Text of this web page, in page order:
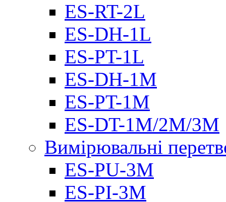
ES-RT-2L
ES-DH-1L
ES-PT-1L
ES-DH-1M
ES-PT-1M
ES-DT-1M/2M/3M
Вимірювальні
ES-PU-3M
ES-PI-3M